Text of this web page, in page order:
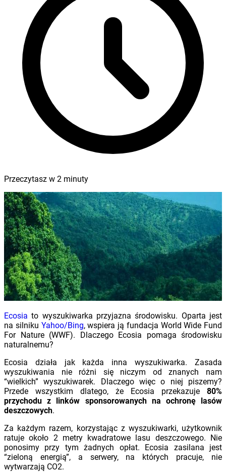
Przeczytasz w 2 minuty
Ecosia to wyszukiwarka przyjazna środowisku. Oparta jest
na silniku Yahoo/Bing, wspiera ją fundacja World Wide Fund
For Nature (WWF). Dlaczego Ecosia pomaga środowisku
naturalnemu?
Ecosia działa jak każda inna wyszukiwarka. Zasada
wyszukiwania nie różni się niczym od znanych nam
“wielkich” wyszukiwarek. Dlaczego więc o niej piszemy?
Przede wszystkim dlatego, że Ecosia przekazuje 80%
przychodu z linków sponsorowanych na ochronę lasów
deszczowych.
Za każdym razem, korzystając z wyszukiwarki, użytkownik
ratuje około 2 metry kwadratowe lasu deszczowego. Nie
ponosimy przy tym żadnych opłat. Ecosia zasilana jest
“zieloną energią”, a serwery, na których pracuje, nie
wytwarzają CO2.